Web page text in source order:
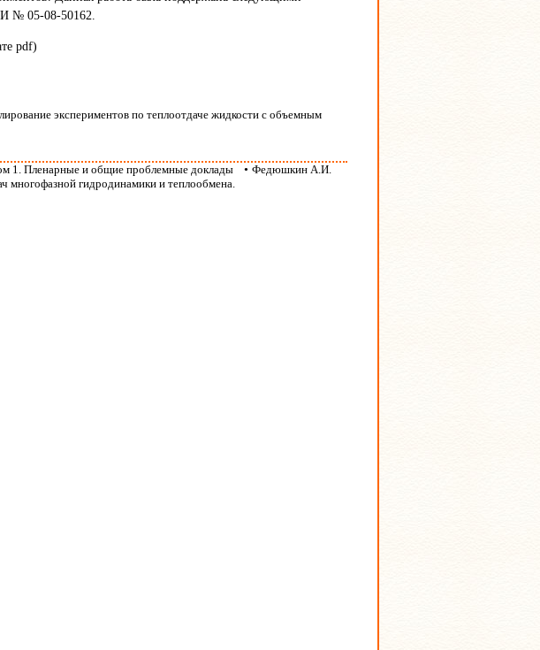
№ 05-08-50162.
pdf)
экспериментов по теплоотдаче жидкости с объемным
1. Пленарные и общие проблемные доклады • Федюшкин А.И.
многофазной гидродинамики и теплообмена.